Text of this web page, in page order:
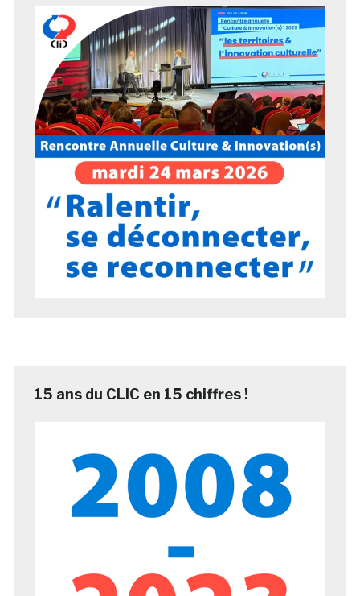
15 ans du CLIC en 15 chiffres !